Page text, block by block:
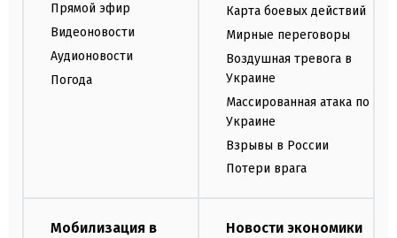
Прямой эфир
Видеоновости
Аудионовости
Погода
Карта боевых действий
Мирные переговоры
Воздушная тревога в
Украине
Массированная атака по
Украине
Взрывы в России
Потери врага
Мобилизация в
Новости экономики